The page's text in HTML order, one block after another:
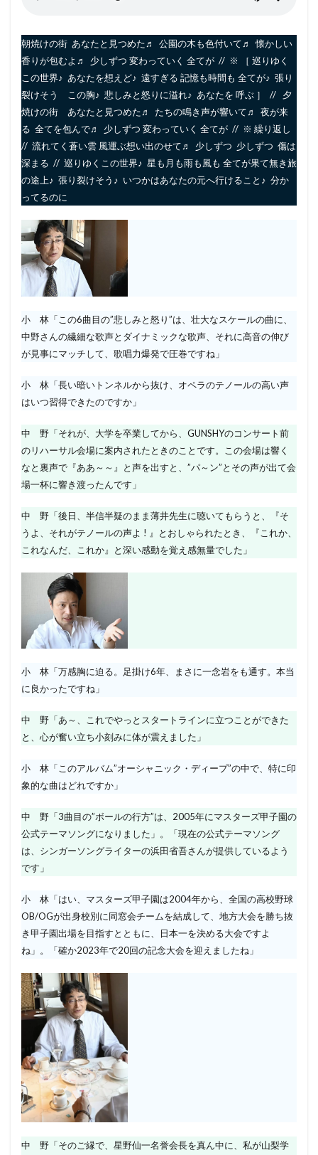
朝焼けの街 あなたと見つめた♬ 公園の木も色付いて♬ 懐かしい
香りが包むよ♬ 少しずつ 変わっていく 全てが // ※ ［ 巡りゆく
この世界♪ あなたを想えど♪ 遠すぎる 記憶も時間も 全てが♪ 張り
裂けそう この胸♪ 悲しみと怒りに溢れ♪ あなたを 呼ぶ ］ // 夕
焼けの街 あなたと見つめた♬ たちの鳴き声が響いて♬ 夜が来
る 全てを包んで♬ 少しずつ 変わっていく 全てが // ※ 繰り返し
// 流れてく蒼い雲 風運ぶ想い出のせて♬ 少しずつ 少しずつ 傷は
深まる // 巡りゆくこの世界♪ 星も月も雨も風も 全てが果て無き旅
の途上♪ 張り裂けそう♪ いつかはあなたの元へ行けること♪ 分か
ってるのに
小 林「この6曲目の”悲しみと怒り”は、壮大なスケールの曲に、
中野さんの繊細な歌声とダイナミックな歌声、それに高音の伸び
が見事にマッチして、歌唱力爆発で圧巻ですね」
小 林「長い暗いトンネルから抜け、オペラのテノールの高い声
はいつ習得できたのですか」
中 野「それが、大学を卒業してから、GUNSHYのコンサート前
のリハーサル会場に案内されたときのことです。この会場は響く
なと裏声で『ああ～～』と声を出すと、”パ～ン”とその声が出て会
場一杯に響き渡ったんです」
中 野「後日、半信半疑のまま薄井先生に聴いてもらうと、『そ
うよ、それがテノールの声よ ! 』とおしゃられたとき、『これか、
これなんだ、これか』と深い感動を覚え感無量でした」
小 林「万感胸に迫る。足掛け6年、まさに一念岩をも通す。本当
に良かったですね」
中 野「あ～、これでやっとスタートラインに立つことができた
と、心が奮い立ち小刻みに体が震えました」
小 林「このアルバム”オーシャニック・ディープ”の中で、特に印
象的な曲はどれですか」
中 野「3曲目の”ボールの行方”は、2005年にマスターズ甲子園の
公式テーマソングになりました」。「現在の公式テーマソング
は、シンガーソングライターの浜田省吾さんが提供しているよう
です」
小 林「はい、マスターズ甲子園は2004年から、全国の高校野球
OB/OGが出身校別に同窓会チームを結成して、地方大会を勝ち抜
き甲子園出場を目指すとともに、日本一を決める大会ですよ
ね」。「確か2023年で20回の記念大会を迎えましたね」
中 野「そのご縁で、星野仙一名誉会長を真ん中に、私が山梨学